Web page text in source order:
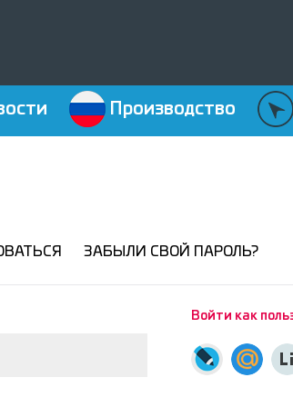
Производство
ЗАБЫЛИ СВОЙ ПАРОЛЬ?
Войти как